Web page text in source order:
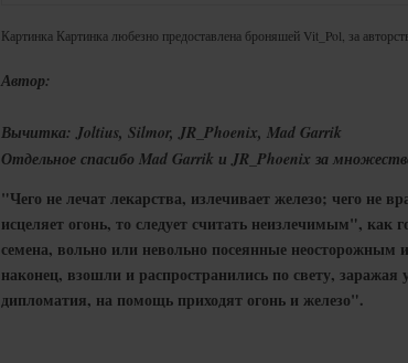
Картинка Картинка любезно предоставлена броняшей Vit_Pol, за
Автор:
Вычитка: Joltius, Silmor, JR_Phoenix, Mad Garrik
Отдельное спасибо Mad Garrik и JR_Phoenix за
"Чего не лечат лекарства, излечивает железо; чего не
исцеляет огонь, то следует считать неизлечимым",
семена, вольно или невольно посеянные
наконец, взошли и распространились по свету,
дипломатия, на помощь приходят огонь и железо".